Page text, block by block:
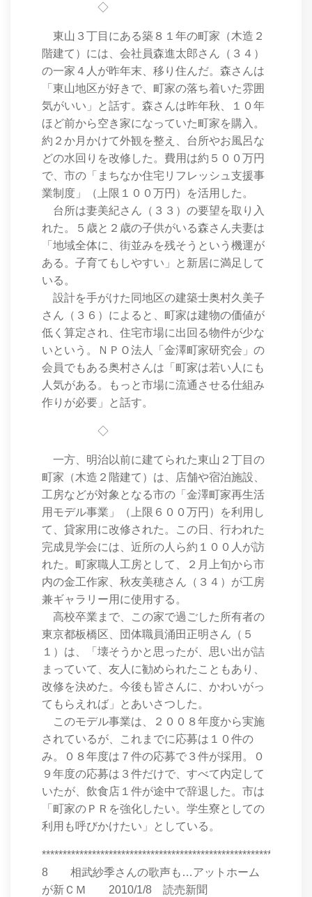
◇
東山３丁目にある築８１年の町家（木造２
階建て）には、会社員森進太郎さん（３４）
の一家４人が昨年末、移り住んだ。森さんは
「東山地区が好きで、町家の落ち着いた雰囲
気がいい」と話す。森さんは昨年秋、１０年
ほど前から空き家になっていた町家を購入。
約２か月かけて外観を整え、台所やお風呂な
どの水回りを改修した。費用は約５００万円
で、市の「まちなか住宅リフレッシュ支援事
業制度」（上限１００万円）を活用した。
台所は妻美紀さん（３３）の要望を取り入
れた。５歳と２歳の子供がいる森さん夫妻は
「地域全体に、街並みを残そうという機運が
ある。子育てもしやすい」と新居に満足して
いる。
設計を手がけた同地区の建築士奥村久美子
さん（３６）によると、町家は建物の価値が
低く算定され、住宅市場に出回る物件が少な
いという。ＮＰＯ法人「金澤町家研究会」の
会員でもある奥村さんは「町家は若い人にも
人気がある。もっと市場に流通させる仕組み
作りが必要」と話す。
◇
一方、明治以前に建てられた東山２丁目の
町家（木造２階建て）は、店舗や宿泊施設、
工房などが対象となる市の「金澤町家再生活
用モデル事業」（上限６００万円）を利用し
て、貸家用に改修された。この日、行われた
完成見学会には、近所の人ら約１００人が訪
れた。町家職人工房として、２月上旬から市
内の金工作家、秋友美穂さん（３４）が工房
兼ギャラリー用に使用する。
高校卒業まで、この家で過ごした所有者の
東京都板橋区、団体職員涌田正明さん（５
１）は、「壊そうかと思ったが、思い出が詰
まっていて、友人に勧められたこともあり、
改修を決めた。今後も皆さんに、かわいがっ
てもらえれば」とあいさつした。
このモデル事業は、２００８年度から実施
されているが、これまでに応募は１０件の
み。０８年度は７件の応募で３件が採用。０
９年度の応募は３件だけで、すべて内定して
いたが、飲食店１件が途中で辞退した。市は
「町家のＰＲを強化したい。学生寮としての
利用も呼びかけたい」としている。
8 相武紗季さんの歌声も…アットホーム
が新ＣＭ 2010/1/8 読売新聞